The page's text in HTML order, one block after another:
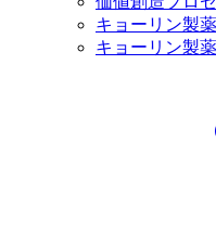
キョーリン製
キョーリン製